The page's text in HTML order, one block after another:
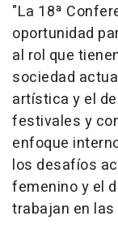
"La 18ª
oportunidad
al rol que
sociedad
artística y el
festivales y
enfoque
los desafíos
femenino y el
trabajan en